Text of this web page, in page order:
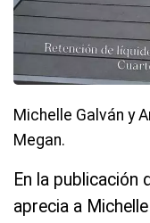
Michelle Galván y
Megan.
En la publicación
aprecia a